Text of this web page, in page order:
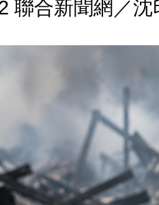
聯合新聞網／沈